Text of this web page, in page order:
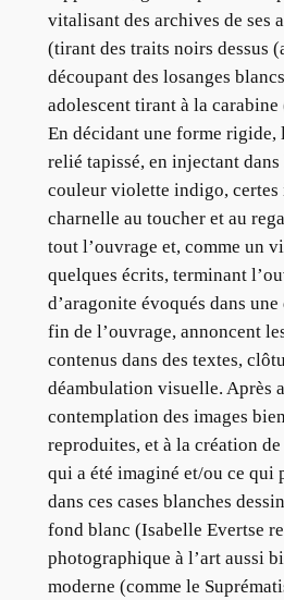
vitalisant des archives de ses
(tirant des traits noirs dessus
découpant des losanges
adolescent tirant à la
En décidant une forme rigide,
relié tapissé, en injectant dans
couleur violette indigo,
charnelle au toucher et au
tout l’ouvrage et, comme un
quelques écrits, terminant
d’aragonite évoqués dans
fin de l’ouvrage, annoncent
contenus dans des textes,
déambulation visuelle. Après
contemplation des images
reproduites, et à la création
qui a été imaginé et/ou ce qui
dans ces cases blanches
fond blanc (Isabelle Evertse
photographique à l’art aussi
moderne (comme le